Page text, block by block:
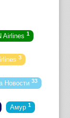
Airlines 1
3
Новости 33
Амур 1